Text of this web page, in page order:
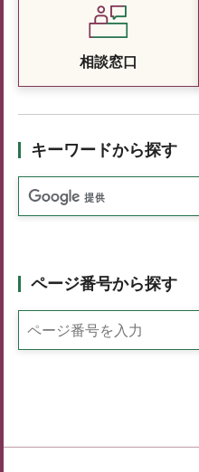
相談窓口
キーワードから探す
ページ番号から探す